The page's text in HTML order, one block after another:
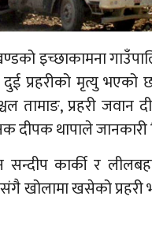
इच्छाकामना
प्रहरीको मृत्यु भएको
तामाङ, प्रहरी
दीपक थापाले जानकारी
सन्दीप कार्की र
खोलामा खसेको